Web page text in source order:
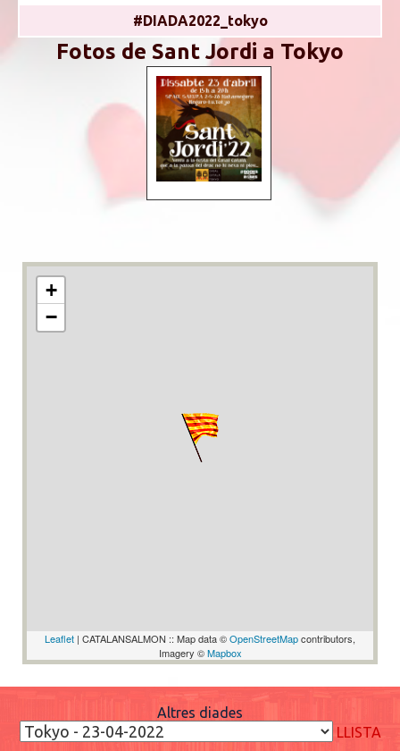
#DIADA2022_tokyo
Fotos de Sant Jordi a Tokyo
+
−
Leaflet | CATALANSALMON :: Map data ©OpenStreetMapcontributors,
Imagery ©Mapbox
Altres diades
LLISTA